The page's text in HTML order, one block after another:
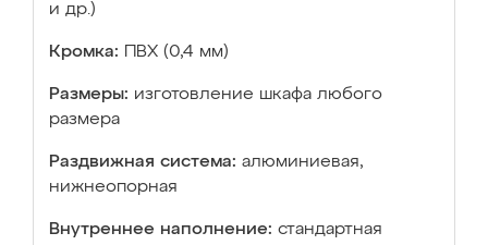
и др.)
Кромка: ПВХ (0,4 мм)
Размеры: изготовление шкафа любого
размера
Раздвижная система: алюминиевая,
нижнеопорная
Внутреннее наполнение: стандартная